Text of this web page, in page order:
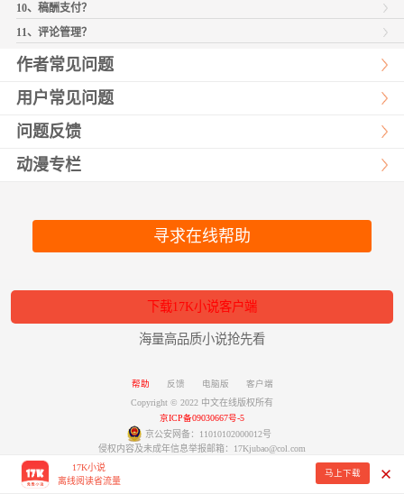
10、稿酬支付？
11、评论管理？
作者常见问题
用户常见问题
问题反馈
动漫专栏
寻求在线帮助
下载17K小说客户端
海量高品质小说抢先看
帮助 反馈 电脑版
客户端
Copyright © 2022 中文在线版权所有
京ICP备09030667号-5
京公安网备：11010102000012号
侵权内容及未成年信息举报邮箱：17Kjubao@col.com
17K小说
离线阅读省流量
马上下载